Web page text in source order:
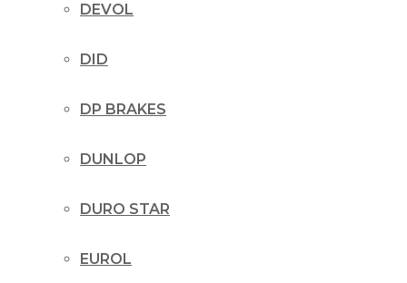
DEVOL
DID
DP BRAKES
DUNLOP
DURO STAR
EUROL